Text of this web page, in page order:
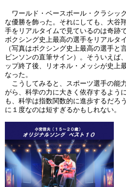
ワールド・ベースボール・クラシッ
な優勝を飾った。それにしても、大谷
手をリアルタイムで見ているのは奇跡
ボクシング史上最高の選手をリアルタ
（写真はボクシング史上最高の選手と
ビンソンの直筆サイン）。そういえば
ップ終了後、リオネル・メッシが史上
なった。
こうしてみると、
スポーツ選手の能
がら、科学の力に大きく依存するよう
も、科学は指数関数的に進歩するだろ
に１度なのは短すぎるかもしれない。